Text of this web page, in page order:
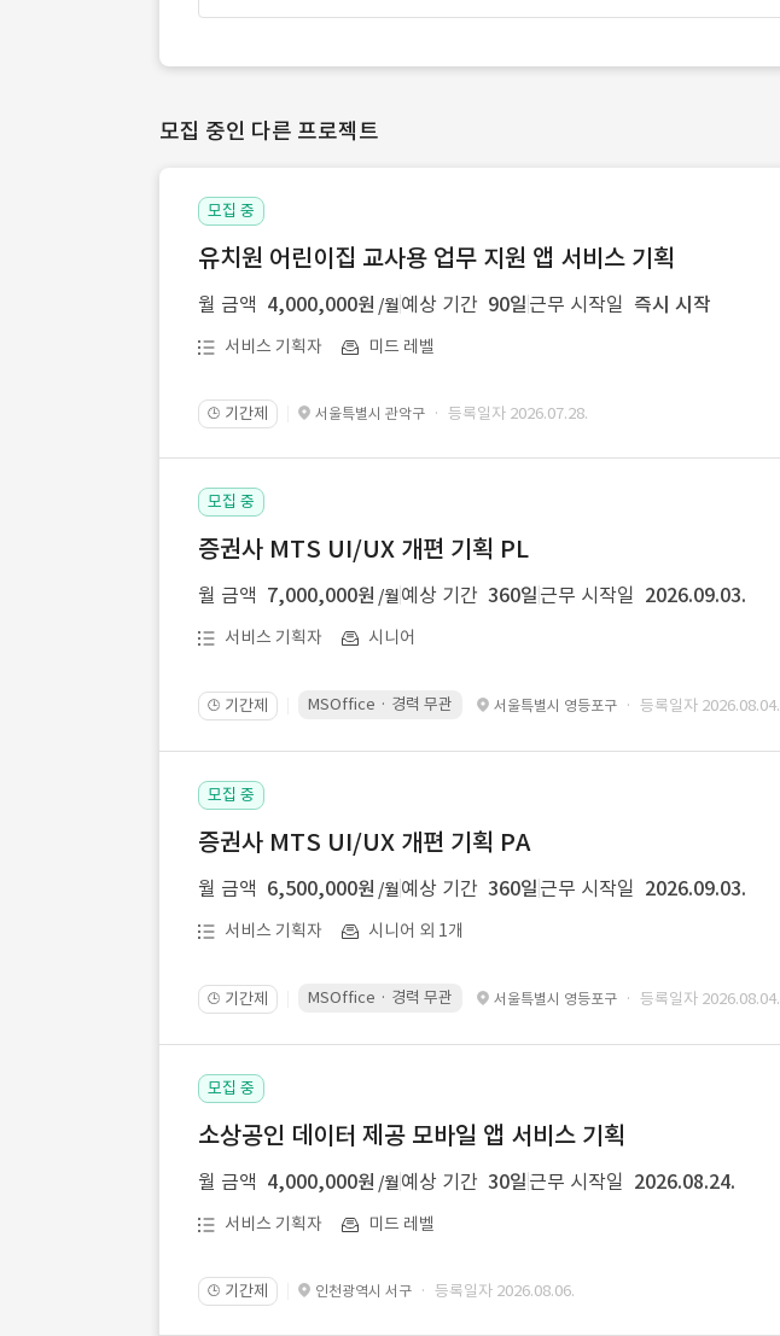
모집 중인 다른 프로젝트
모집 중
유치원 어린이집 교사용 업무 지원 앱 서비스 기획
월 금액 4,000,000원 /월예상 기간 90일 근무 시작일 즉시 시작
서비스 기획자 미드 레벨
🕒 기간제 서울특별시 관악구 · 등록일자 2026.07.28.
모집 중
증권사 MTS UI/UX 개편 기획 PL
월 금액 7,000,000원 /월예상 기간 360일 근무 시작일 2026.09.03.
서비스 기획자 시니어
🕒 기간제 MSOffice · 경력 무관 서울특별시 영등포구 · 등록일자 2026.08.04.
모집 중
증권사 MTS UI/UX 개편 기획 PA
월 금액 6,500,000원 /월예상 기간 360일 근무 시작일 2026.09.03.
서비스 기획자 시니어 외 1개
🕒 기간제 MSOffice · 경력 무관 서울특별시 영등포구 · 등록일자 2026.08.04.
모집 중
소상공인 데이터 제공 모바일 앱 서비스 기획
월 금액 4,000,000원 /월예상 기간 30일 근무 시작일 2026.08.24.
서비스 기획자 미드 레벨
🕒 기간제 인천광역시 서구 · 등록일자 2026.08.06.